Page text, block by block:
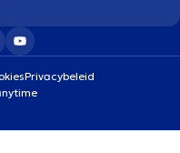
Privacybeleid